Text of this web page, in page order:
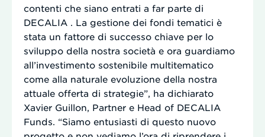
contenti che siano entrati a far parte di
DECALIA . La gestione dei fondi tematici è
stata un fattore di successo chiave per lo
sviluppo della nostra società e ora guardiamo
all’investimento sostenibile multitematico
come alla naturale evoluzione della nostra
attuale offerta di strategie”, ha dichiarato
Xavier Guillon, Partner e Head of DECALIA
Funds. “Siamo entusiasti di questo nuovo